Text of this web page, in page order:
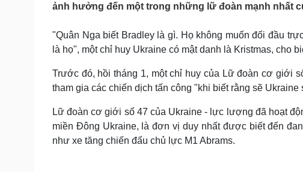
Sức khỏe
Dinh dưỡng - món ngon
Cây thuốc
Sản phụ khoa
Nhi khoa
Nam khoa
Làm đẹp - giảm cân
Phòng mạch online
Ăn sạch sống khỏe
Đời sống
Nhà đẹp
Blog
Tình yêu - Gia đình
ảnh hưởng đến một trong những lữ đoàn mạnh nhất
"Quân Nga biết Bradley là gì. Họ không muốn đối đầu
là họ", một chỉ huy Ukraine có mật danh là Kristmas, cho
Trước đó, hồi tháng 1, một chỉ huy của Lữ đoàn cơ giới
tham gia các chiến dịch tấn công "khi biết rằng sẽ Ukraine
Lữ đoàn cơ giới số 47 của Ukraine - lực lượng đã hoạt
miền Đông Ukraine, là đơn vị duy nhất được biết đến
như xe tăng chiến đấu chủ lực M1 Abrams.